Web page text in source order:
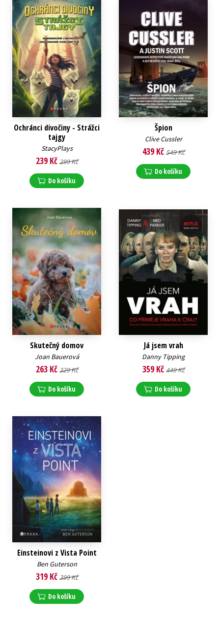
Ochránci divočiny - Strážci
tajgy
StacyPlays
239 Kč 299 Kč
Do košíku
Špion
Clive Cussler
439 Kč 549 Kč
Do košíku
Skutečný domov
Joan Bauerová
263 Kč 329 Kč
Do košíku
Já jsem vrah
Danny Tipping
359 Kč 449 Kč
Do košíku
Einsteinovi z Vista Point
Ben Guterson
319 Kč 399 Kč
Do košíku